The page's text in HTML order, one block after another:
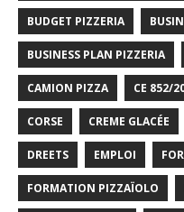
BUDGET PIZZERIA
BUSINESS PLAN PIZZERIA
CAMION PIZZA CE 852/
CORSE CREME GLACÉE
DREETS EMPLOI
FORMATION PIZZAÏOLO